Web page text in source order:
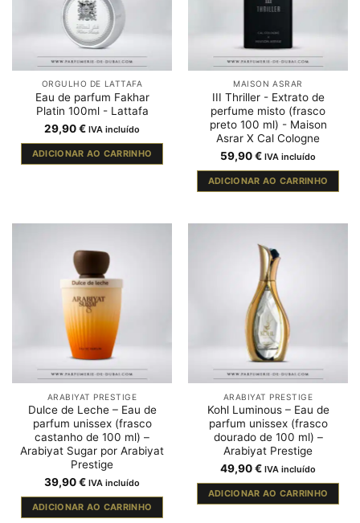
ORGULHO DE LATTAFA
Eau de parfum Fakhar
Platin 100ml - Lattafa
29,90€ IVA incluído
ADICIONAR AO CARRINHO
MAISON ASRAR
III Thriller - Extrato de
perfume misto (frasco
preto 100 ml) - Maison
Asrar X Cal Cologne
59,90€ IVA incluído
ADICIONAR AO CARRINHO
ARABIYAT PRESTIGE
Dulce de Leche – Eau de
parfum unissex (frasco
castanho de 100 ml) –
Arabiyat Sugar por Arabiyat
Prestige
39,90€ IVA incluído
ADICIONAR AO CARRINHO
ARABIYAT PRESTIGE
Kohl Luminous – Eau de
parfum unissex (frasco
dourado de 100 ml) –
Arabiyat Prestige
49,90€ IVA incluído
ADICIONAR AO CARRINHO